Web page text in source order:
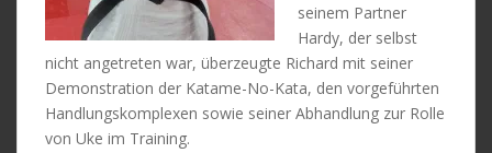
seinem Partner
Hardy, der selbst
nicht angetreten war, überzeugte Richard mit seiner
Demonstration der Katame-No-Kata, den vorgeführten
Handlungskomplexen sowie seiner Abhandlung zur Rolle
von Uke im Training.